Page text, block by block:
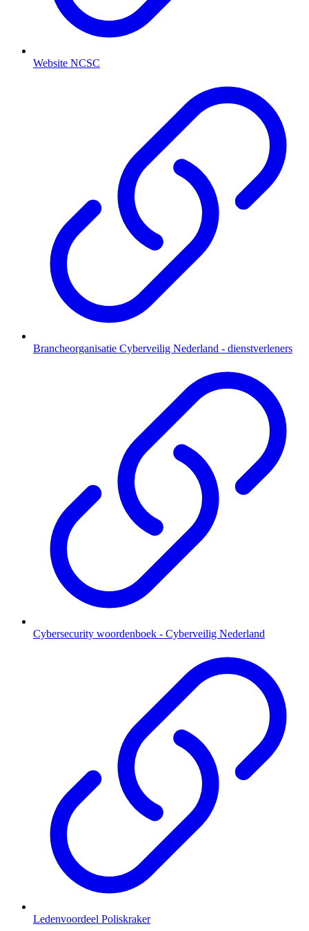
Website NCSC
Brancheorganisatie Cyberveilig Nederland - dienstverleners
Cybersecurity woordenboek - Cyberveilig Nederland
Ledenvoordeel Poliskraker